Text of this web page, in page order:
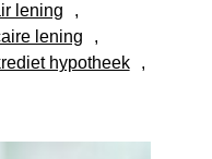
lening
lening
hypotheek